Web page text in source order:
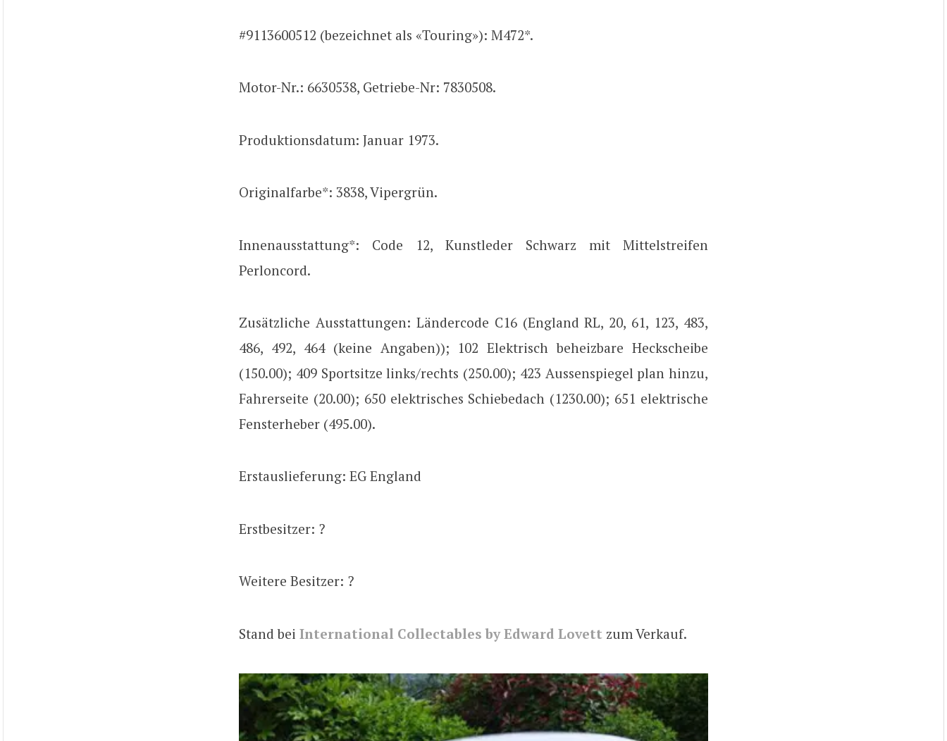
#9113600512 (bezeichnet als «Touring»): M472*.
Motor-Nr.: 6630538, Getriebe-Nr: 7830508.
Produktionsdatum: Januar 1973.
Originalfarbe*: 3838, Vipergrün.
Innenausstattung*: Code 12, Kunstleder Schwarz mit Mittelstreifen
Perloncord.
Zusätzliche Ausstattungen: Ländercode C16 (England RL, 20, 61, 123, 483,
486, 492, 464 (keine Angaben)); 102 Elektrisch beheizbare Heckscheibe
(150.00); 409 Sportsitze links/rechts (250.00); 423 Aussenspiegel plan hinzu,
Fahrerseite (20.00); 650 elektrisches Schiebedach (1230.00); 651 elektrische
Fensterheber (495.00).
Erstauslieferung: EG England
Erstbesitzer: ?
Weitere Besitzer: ?
Stand bei International Collectables by Edward Lovett zum Verkauf.